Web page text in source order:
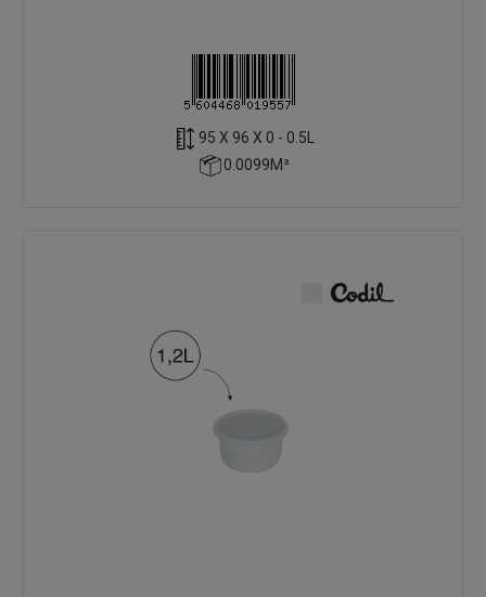
95 X 96 X 0 - 0.5L
0.0099M³